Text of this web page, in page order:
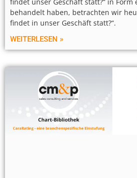
findet unser Geschäft statt?“ in Form
behandelt haben, betrachten wir
findet in unser Geschäft statt?“.
WEITERLESEN »